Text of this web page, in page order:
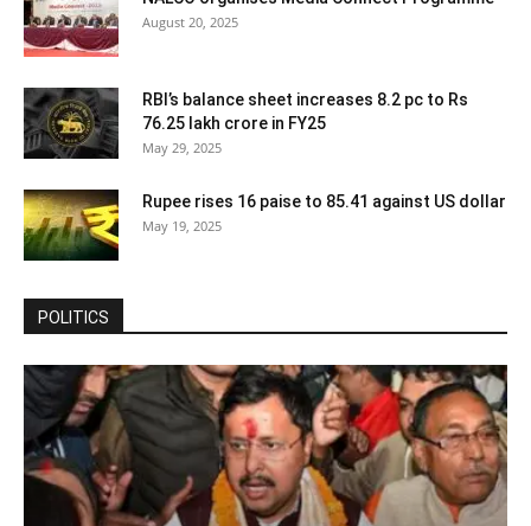
August 20, 2025
RBI’s balance sheet increases 8.2 pc to Rs
76.25 lakh crore in FY25
May 29, 2025
Rupee rises 16 paise to 85.41 against US dollar
May 19, 2025
POLITICS